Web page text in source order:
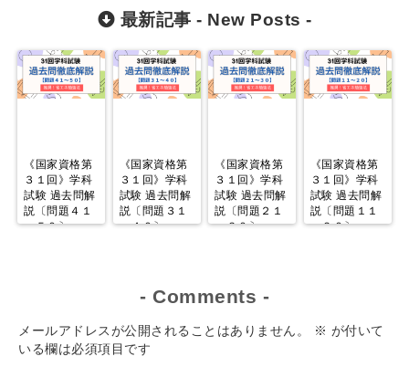
最新記事 - New Posts -
《国家資格第
３１回》学科
試験 過去問解
説〔問題４１
～５０〕
《国家資格第
３１回》学科
試験 過去問解
説〔問題３１
～４０〕
《国家資格第
３１回》学科
試験 過去問解
説〔問題２１
～３０〕
《国家資格第
３１回》学科
試験 過去問解
説〔問題１１
～２０〕
- Comments -
メールアドレスが公開されることはありません。 ※ が付いて
いる欄は必須項目です